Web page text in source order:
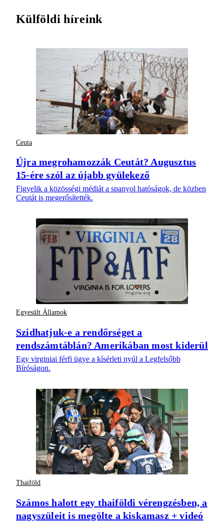
Külföldi híreink
Ceuta
Újra megrohamozzák Ceutát? Augusztus
15-ére szól az újabb gyülekező
Figyelik a közösségi médiát a spanyol hatóságok, de közben
Ceutát is megerősítették.
Egyesült Államok
Szidhatjuk-e a rendőrséget a
rendszámtáblán? Amerikában most kiderül
Egy virginiai férfi ügye a kísérleti nyúl a Legfelsőbb
Bíróságon.
Thaiföld
Számos halott egy thaiföldi vérengzésben, a
nagyszüleit is megölte a kiskamasz + videó